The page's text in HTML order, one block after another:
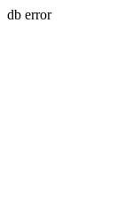
db error